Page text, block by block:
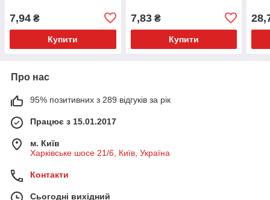
7,94 ₴
Купити
7,83₴
Купити
Про нас
95% позитивних з 289 відгуків за рік
Працює з 15.01.2017
м. Київ
Харківське шосе 21/6, Київ, Україна
Контакти
Сьогодні вихідний